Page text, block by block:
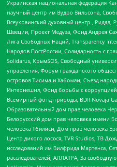
Украинская национальная федерация
научный центр им Вудро Вильсона,
Всеукраинский духовный центр , Риддл,
Швеции, Проект Медуза, Фонд Андрея
Лига Свободных Наций, Transparеncy
Народов ПостРоссии, Солидарность с
Solidarus, КрымSOS, Свободный
управления, Форум гражданского
островов Тисима и Хабомаи, Съезд
Интернешнл, Фонд борьбы с коррупцией
Всемирный фонд природы, BDR Novaja
Образовательный дом прав человека
Белорусский дом прав человека имени
человека Тбилиси, Дом прав человека
Центр дикого лосося, TVR Studios, ТВ
исследований им Вилфрида Мартенса,
расследователей, АЛЛАТРА, За